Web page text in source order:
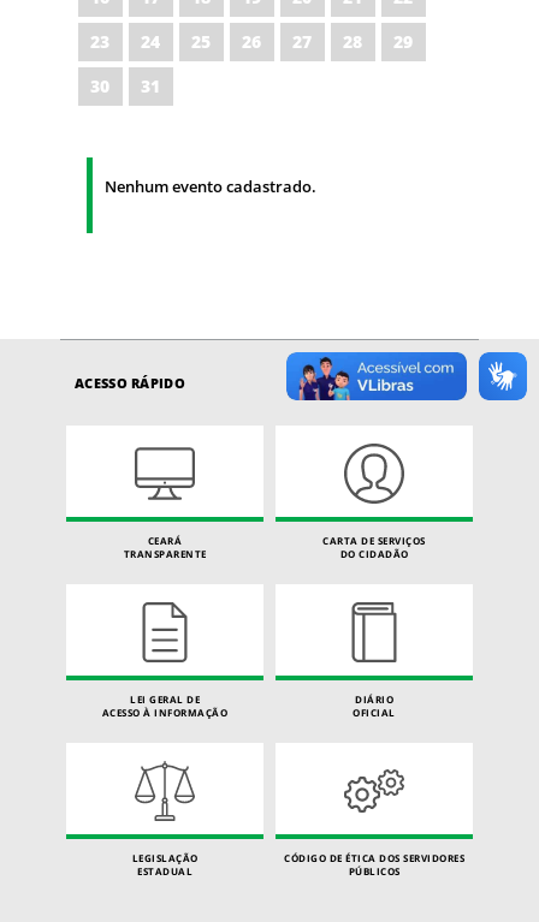
23
24 25 26 27 28
29
30
31
Nenhum evento cadastrado.
ACESSO RÁPIDO
CEARÁ
TRANSPARENTE
CARTA DE SERVIÇOS
DO CIDADÃO
LEI GERAL DE
ACESSO À INFORMAÇÃO
DIÁRIO
OFICIAL
LEGISLAÇÃO
ESTADUAL
CÓDIGO DE ÉTICA DOS SERVIDORES
PÚBLICOS